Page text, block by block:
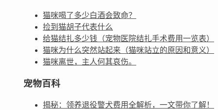
猫咪喝了多少白酒会致命？
捡到猫胡子代表什么
给猫结扎多少钱（宠物医院结扎手术费用一览表）
猫咪为什么突然站起来（猫咪站立的原因和意义）
猫咪离世，主人何其哀伤。
宠物百科
揭秘：领养退役警犬费用全解析，一文带你了解！